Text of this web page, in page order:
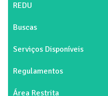
REDU
Buscas
Serviços Disponíveis
Regulamentos
Área Restrita